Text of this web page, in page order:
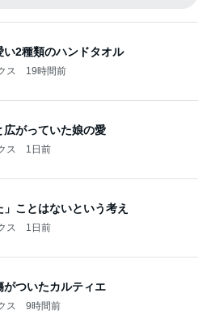
い2種類のハンドタオル
ス 19時間前
広がっていた娘の愛
ス 1日前
」ことはないという考え
ス 1日前
がついたカルティエ
ス 9時間前